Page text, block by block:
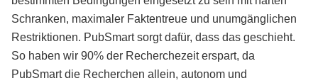
Schranken, maximaler Faktentreue und unumgänglichen
Restriktionen. PubSmart sorgt dafür, dass das geschieht.
So haben wir 90% der Recherchezeit erspart, da
PubSmart die Recherchen allein, autonom und